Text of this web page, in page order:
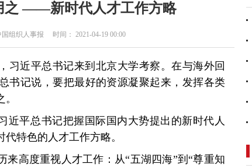
之 ——新时代人才工作方略
国组织人事报 时间： 2021-04-19 00:00
习近平总书记来到北京大学考察。在与海外回
书记说，要把最好的资源凝聚起来，发挥各类
近平总书记把握国际国内大势提出的新时代人
特色的人才工作方略。
来高度重视人才工作：从“五湖四海”到“尊重知